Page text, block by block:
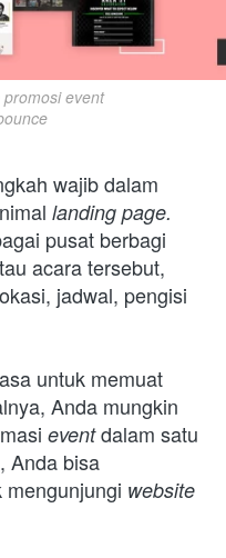
event
wajib dalam
landing page.
pusat berbagi
acara tersebut,
jadwal, pengisi
untuk memuat
Anda mungkin
event
Anda bisa